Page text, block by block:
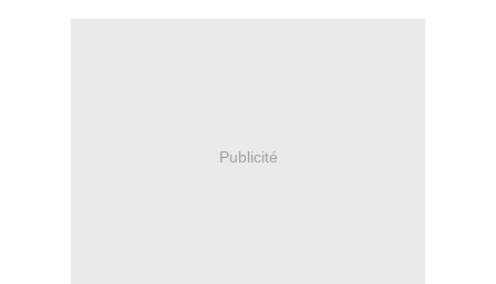
Publicité